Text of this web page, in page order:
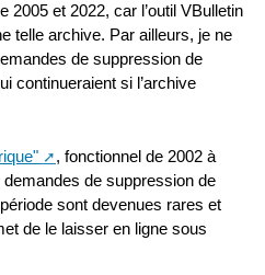
et 2022, car l’outil VBulletin
telle archive. Par ailleurs, je ne
de suppression de
continueraient si l’archive
, fonctionnel de 2002 à
de suppression de
sont devenues rares et
de le laisser en ligne sous